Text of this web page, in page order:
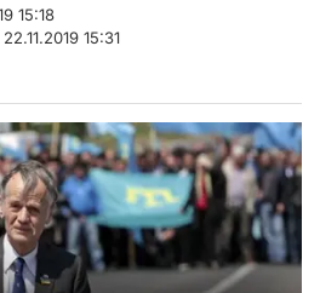
15:18
15:31